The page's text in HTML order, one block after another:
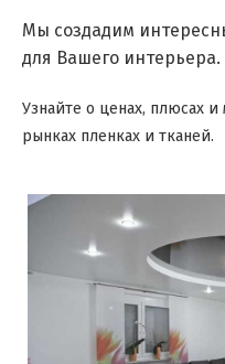
Мы создадим
для Вашего интерьера.
Узнайте о ценах, плюсах и
рынках пленках и тканей.